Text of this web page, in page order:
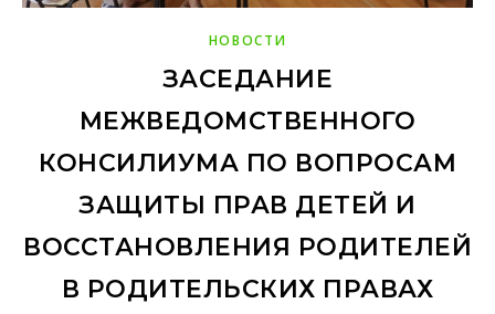
НОВОСТИ
ЗАСЕДАНИЕ
МЕЖВЕДОМСТВЕННОГО
КОНСИЛИУМА ПО ВОПРОСАМ
ЗАЩИТЫ ПРАВ ДЕТЕЙ И
ВОССТАНОВЛЕНИЯ РОДИТЕЛЕЙ
В РОДИТЕЛЬСКИХ ПРАВАХ